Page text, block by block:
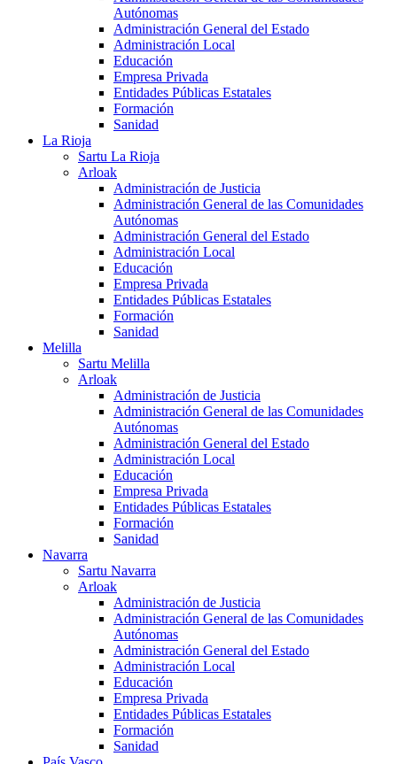
Autónomas
Administración General del Estado
Administración Local
Educación
Empresa Privada
Entidades Públicas Estatales
Formación
Sanidad
La Rioja
Sartu La Rioja
Arloak
Administración de Justicia
Administración General de las Comunidades
Autónomas
Administración General del Estado
Administración Local
Educación
Empresa Privada
Entidades Públicas Estatales
Formación
Sanidad
Melilla
Sartu Melilla
Arloak
Administración de Justicia
Administración General de las Comunidades
Autónomas
Administración General del Estado
Administración Local
Educación
Empresa Privada
Entidades Públicas Estatales
Formación
Sanidad
Navarra
Sartu Navarra
Arloak
Administración de Justicia
Administración General de las Comunidades
Autónomas
Administración General del Estado
Administración Local
Educación
Empresa Privada
Entidades Públicas Estatales
Formación
Sanidad